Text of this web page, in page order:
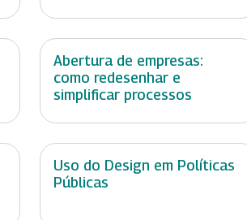
Abertura de empresas:
como redesenhar e
simplificar processos
Uso do Design em Políticas
Públicas